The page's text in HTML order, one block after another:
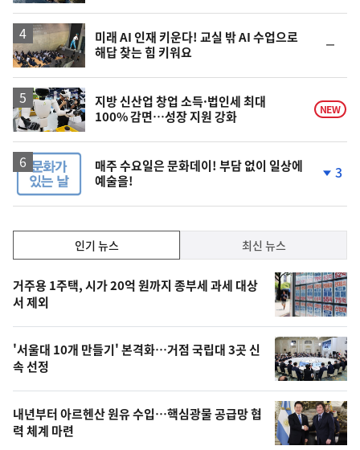
하
미래 AI 인재 키운다! 교실 밖 AI 수업으로
해답 찾는 힘 키워요
일
지방 신산업 창업 소득·법인세 최대
100% 감면…성장 지원 강화
NEW
매주 수요일은 문화데이! 부담 없이 일상에
예술을!
하
락
3
기,
최
신,
오
늘
의
영
상
인기 뉴스 최신 뉴스
기
뉴
스
거주용 1주택, 시가 20억 원까지 종부세 과세 대상
서 제외
'서울대 10개 만들기' 본격화…거점 국립대 3곳 신
속 선정
내년부터 아르헨산 원유 수입…핵심광물 공급망 협
력 체계 마련